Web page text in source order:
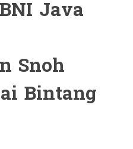
Java
Snoh
Bintang